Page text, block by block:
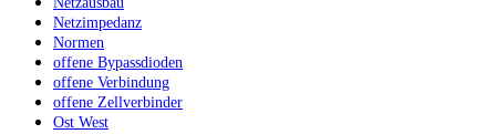
Netzimpedanz
Normen
offene Bypassdioden
offene Verbindung
offene Zellverbinder
Ost West